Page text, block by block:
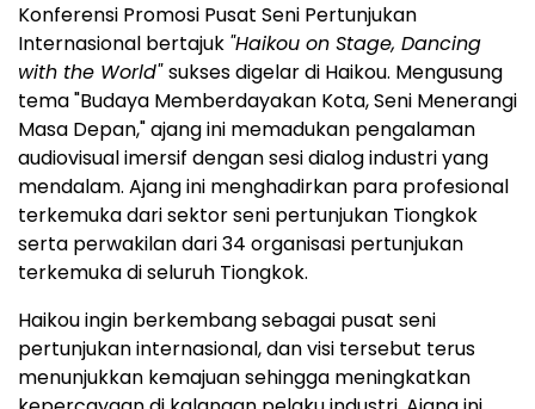
Konferensi Promosi Pusat Seni Pertunjukan
Internasional bertajuk "Haikou on Stage, Dancing
with the World"sukses digelar di Haikou. Mengusung
tema "Budaya Memberdayakan Kota, Seni Menerangi
Masa Depan," ajang ini memadukan pengalaman
audiovisual imersif dengan sesi dialog industri yang
mendalam. Ajang ini menghadirkan para profesional
terkemuka dari sektor seni pertunjukan Tiongkok
serta perwakilan dari 34 organisasi pertunjukan
terkemuka di seluruh Tiongkok.
Haikou ingin berkembang sebagai pusat seni
pertunjukan internasional, dan visi tersebut terus
menunjukkan kemajuan sehingga meningkatkan